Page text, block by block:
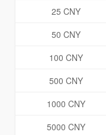
25 CNY
50 CNY
100 CNY
500 CNY
1000 CNY
5000 CNY